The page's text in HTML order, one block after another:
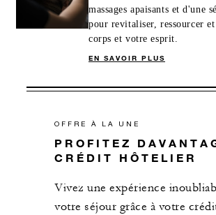
massages apaisants et d'une
pour revitaliser, ressourcer
corps et votre esprit.
EN SAVOIR PLUS
OFFRE À LA UNE
PROFITEZ
CRÉDIT HÔTELIER
Vivez une expérience
votre séjour grâce à votre